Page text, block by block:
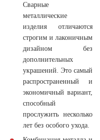
Сварные
металлические
изделия отличаются
строгим и лаконичным
дизайном без
дополнительных
украшений. Это самый
распространенный и
экономичный вариант,
способный
прослужить несколько
лет без особого ухода.